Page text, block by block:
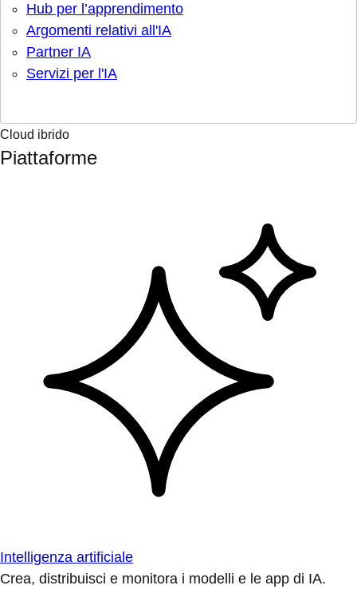
Hub per l’apprendimento
Argomenti relativi all'IA
Partner IA
Servizi per l'IA
Cloud ibrido
Piattaforme
Intelligenza artificiale
Crea, distribuisci e monitora i modelli e le app di IA.